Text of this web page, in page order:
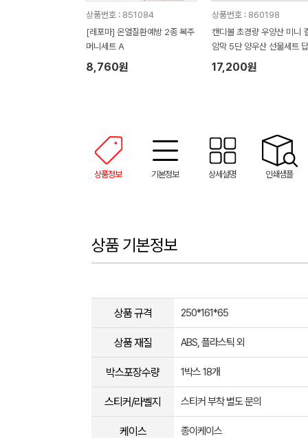
상품번호 : 851084
[레포마] 온열질환예방 2종 복주
머니세트 A
8,760원
상품번호 : 860198
캔디볼 초경량 우양산 미니
암막 5단 양우산 선물세트
품+무한타올세트 푸들이
50g 수건세트
17,200원
상품정보 기본정보 상세설명 인쇄샘플
상품 기본정보
상품 규격 250*161*65
상품 재질 ABS, 플라스틱 외
박스포장수량 1박스 18개
스티커/라벨지 스티커 부착 별도 문의
케이스 종이케이스